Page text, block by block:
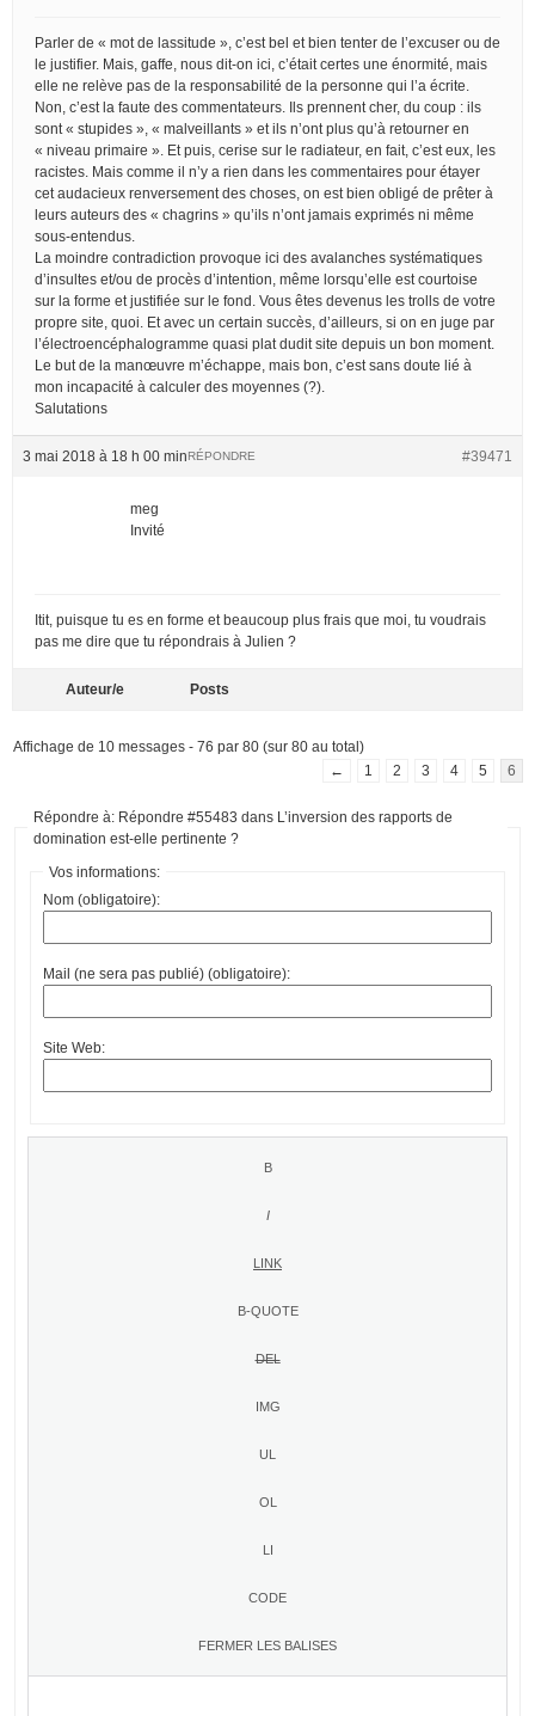
Parler de « mot de lassitude », c’est bel et bien tenter de l’excuser ou de
le justifier. Mais, gaffe, nous dit-on ici, c’était certes une énormité, mais
elle ne relève pas de la responsabilité de la personne qui l’a écrite.
Non, c’est la faute des commentateurs. Ils prennent cher, du coup : ils
sont « stupides », « malveillants » et ils n’ont plus qu’à retourner en
« niveau primaire ». Et puis, cerise sur le radiateur, en fait, c’est eux, les
racistes. Mais comme il n’y a rien dans les commentaires pour étayer
cet audacieux renversement des choses, on est bien obligé de prêter à
leurs auteurs des « chagrins » qu’ils n’ont jamais exprimés ni même
sous-entendus.
La moindre contradiction provoque ici des avalanches systématiques
d’insultes et/ou de procès d’intention, même lorsqu’elle est courtoise
sur la forme et justifiée sur le fond. Vous êtes devenus les trolls de votre
propre site, quoi. Et avec un certain succès, d’ailleurs, si on en juge par
l’électroencéphalogramme quasi plat dudit site depuis un bon moment.
Le but de la manœuvre m’échappe, mais bon, c’est sans doute lié à
mon incapacité à calculer des moyennes (?).
Salutations
3 mai 2018 à 18 h 00 min #39471
RÉPONDRE
meg
Invité
Itit, puisque tu es en forme et beaucoup plus frais que moi, tu voudrais
pas me dire que tu répondrais à Julien ?
Auteur/e Posts
Affichage de 10 messages - 76 par 80 (sur 80 au total)
←
1 2 3 4 5 6
Répondre à: Répondre #55483 dans L’inversion des rapports de
domination est-elle pertinente ?
Vos informations:
Nom (obligatoire):
Mail (ne sera pas publié) (obligatoire):
Site Web: